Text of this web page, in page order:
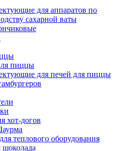
для аппаратов по
сахарной ваты
пиццы
для печей для пиццы
хот-догов
теплового оборудования